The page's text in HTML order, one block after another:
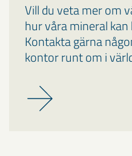
Vill du veta mer om
hur våra mineral
Kontakta gärna
kontor runt om i